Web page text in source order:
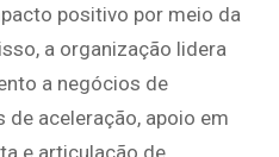
positivo por meio da
a organização lidera
a negócios de
aceleração, apoio em
e articulação de